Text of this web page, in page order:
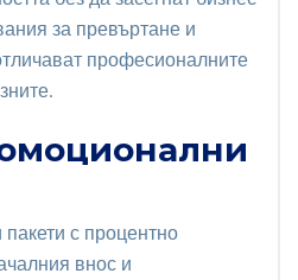
за превъртане и
професионалните
с процентно
внос и